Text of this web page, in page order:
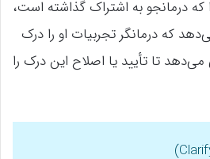
درمانجو به اشتراک گذاشته است،
که درمانگر تجربیات او را درک
تا تأیید یا اصلاح این درک را